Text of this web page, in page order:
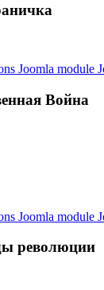
Joomla module
Война
Joomla module
революции